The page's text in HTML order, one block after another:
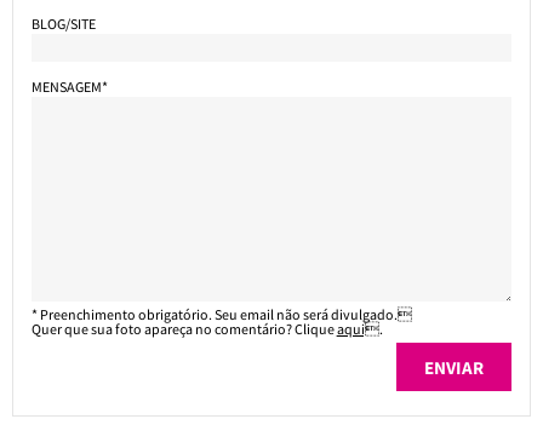
BLOG/SITE
MENSAGEM*
* Preenchimento obrigatório. Seu email não será divulgado.
Quer que sua foto apareça no comentário? Cliqueaqui.